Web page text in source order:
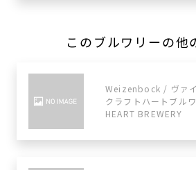
このブルワリーの他
Weizenbock / ヴァ
クラフトハートブル
HEART BREWERY